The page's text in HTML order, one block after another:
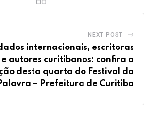
NEXT POST
internacionais, escritoras
autores curitibanos: confira a
desta quarta do Festival da
– Prefeitura de Curitiba